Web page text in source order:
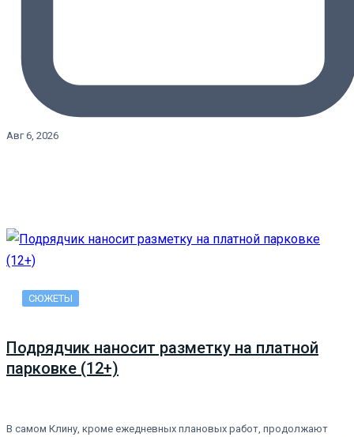
Авг 6, 2026
СЮЖЕТЫ
Подрядчик наносит разметку на платной
парковке (12+)
В самом Клину, кроме ежедневных плановых работ, продолжают